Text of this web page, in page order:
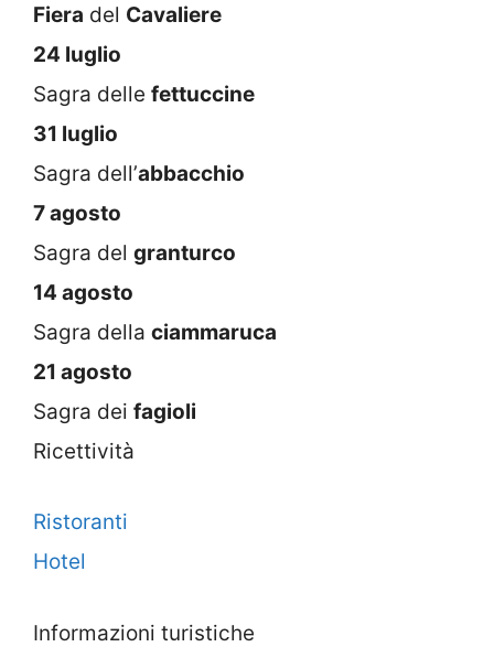
Fiera del Cavaliere
24 luglio
Sagra delle fettuccine
31 luglio
Sagra dell’abbacchio
7 agosto
Sagra del granturco
14 agosto
Sagra della ciammaruca
21 agosto
Sagra dei fagioli
Ricettività
Ristoranti
Hotel
Informazioni turistiche